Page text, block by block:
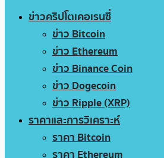
ข่าวคริปโตเคอเรนซี่
ข่าว Bitcoin
ข่าว Ethereum
ข่าว Binance Coin
ข่าว Dogecoin
ข่าว Ripple (XRP)
ราคาและการวิเคราะห์
ราคา Bitcoin